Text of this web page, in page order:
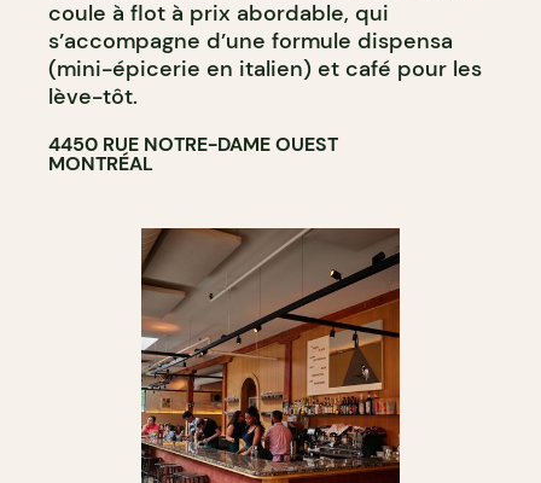
BAR À COCKTAIL
coule à flot à prix abordable, qui
s’accompagne d’une formule dispensa
(mini-épicerie en italien) et café pour les
lève-tôt.
4450 RUE NOTRE-DAME OUEST
MONTRÉAL